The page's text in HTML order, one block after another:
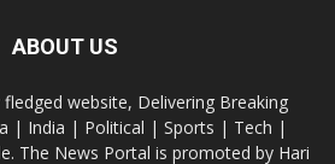
ABOUT US
website, Delivering Breaking
| India | Political | Sports | Tech |
The News Portal is promoted by Hari